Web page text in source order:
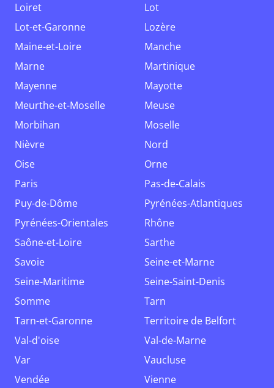
Loiret
Lot
Lot-et-Garonne
Lozère
Maine-et-Loire
Manche
Marne
Martinique
Mayenne
Mayotte
Meurthe-et-Moselle
Meuse
Morbihan
Moselle
Nièvre
Nord
Oise
Orne
Paris
Pas-de-Calais
Puy-de-Dôme
Pyrénées-Atlantiques
Pyrénées-Orientales
Rhône
Saône-et-Loire
Sarthe
Savoie
Seine-et-Marne
Seine-Maritime
Seine-Saint-Denis
Somme
Tarn
Tarn-et-Garonne
Territoire de Belfort
Val-d'oise
Val-de-Marne
Var
Vaucluse
Vendée
Vienne